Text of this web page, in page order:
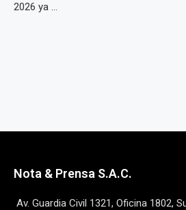
2026 ya ...
Nota & Prensa S.A.C.
Av. Guardia Civil 1321, Oficina 1802,